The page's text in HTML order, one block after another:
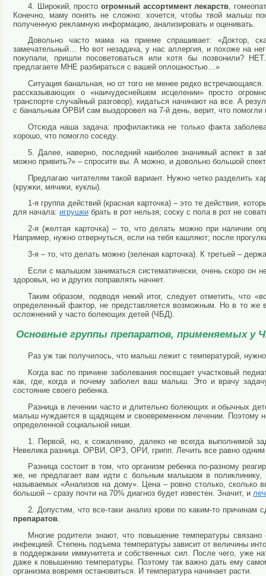
4. Широкий, просто огромный ассортимент лекарств ,
Конечно, маму понять не сложно: хочется, чтобы твой малыш
полученную рекламную информацию, анализировать и оценивать.
Довольно часто мама на приеме спрашивает: «Доктор,
замечательный… Но вот незадача, у нас аллергия, и похоже на
покупали, пришли посоветоваться или хотя бы позвонили?
предлагаете МНЕ разбираться с вашей оплошностью…»
Ситуация банальная, но от того не менее редко
рассказывающих о «наичудеснейшем исцелении» просто
транспорте случайный разговор), кидаться начинают на все. А
с банальным ОРВИ сам выздоровел на 7-й день, верит, что
Отсюда наша задача: профилактика не только факта
хорошо, что помогло соседу.
5. Далее, наверно, последний наиболее значимый аспект в
можно привить?» – спросите вы. А можно, и довольно большой
Предлагаю читателям такой вариант. Нужно четко разделить
(кружки, мячики, куклы).
1-я группа действий (красная карточка) – это те действия,
для начала: игрушки брать в рот нельзя; соску с пола в рот не
2-я (желтая карточка) – то, что делать можно при наличии
Например, нужно отвернуться, если на тебя кашляют; после
3-я – то, что делать можно (зеленая карточка). К третьей –
Если с малышом заниматься систематически, очень скоро он
здоровья, но и других поправлять начнет.
Таким образом, подводя некий итог, следует отметить, что
определенный фактор, не представляется возможным. Но в то
осложнений у часто болеющих детей (ЧБД).
Основные группы препаратов, применяемых у
Раз уж так получилось, что малыш лежит с температурой,
Когда вас по причине заболевания посещает участковый
как, где, когда и почему заболел ваш малыш. Это и врачу
состояние своего ребенка.
Разница в лечении часто и длительно болеющих и обычных
малыш нуждается в щадящем и своевременном лечении. Поэтому
определенной социальной ниши.
1. Первой, но, к сожалению, далеко не всегда выполнимой
Невелика разница. ОРВИ, ОРЗ, ОРИ, грипп. Лечить все равно
Разница состоит в том, что организм ребенка по-разному
же, не предлагает вам идти с больным малышом в поликлинику,
называемых «Анализов на дому». Цена – ровно столько, сколько
большой – сразу почти на 70% диагноз будет известен. Значит, и
2. Допустим, что все-таки анализ крови по каким-то
препаратов.
Многие родители знают, что повышение температуры
инфекцией. Степень подъема температуры зависит от величины
в поддержании иммунитета и собственных сил. После чего, уже
даже к повышению температуры. Поэтому так важно дать ему
организма вовремя остановиться. И температура начинает расти.